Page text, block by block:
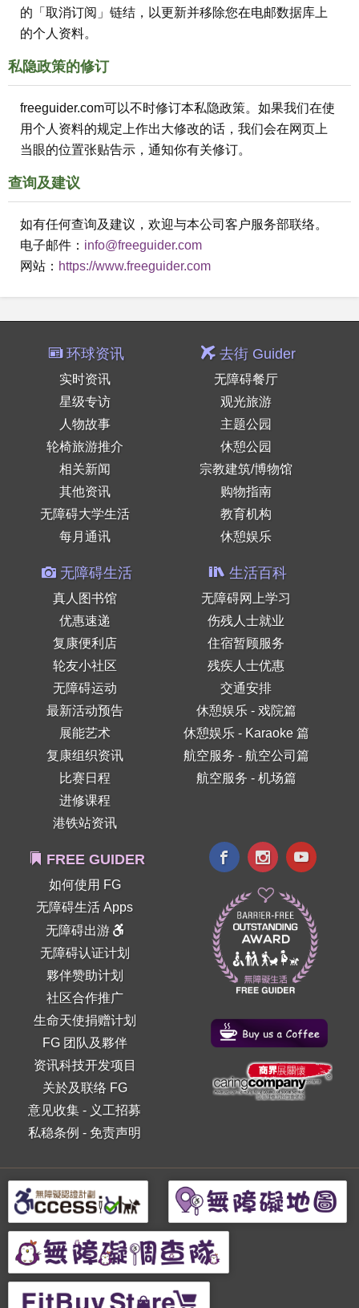
的「取消订阅」链结，以更新并移除您在电邮数据库上
的个人资料。
私隐政策的修订
freeguider.com可以不时修订本私隐政策。如果我们在使
用个人资料的规定上作出大修改的话，我们会在网页上
当眼的位置张贴告示，通知你有关修订。
查询及建议
如有任何查询及建议，欢迎与本公司客户服务部联络。
电子邮件： info@freeguider.com
网站： https://www.freeguider.com
环球资讯
实时资讯
星级专访
人物故事
轮椅旅游推介
相关新闻
其他资讯
无障碍大学生活
每月通讯
去街 Guider
无障碍餐厅
观光旅游
主题公园
休憩公园
宗教建筑/博物馆
购物指南
教育机构
休憩娱乐
无障碍生活
真人图书馆
优惠速递
复康便利店
轮友小社区
无障碍运动
最新活动预告
展能艺术
复康组织资讯
比赛日程
进修课程
港铁站资讯
生活百科
无障碍网上学习
伤残人士就业
住宿暂顾服务
残疾人士优惠
交通安排
休憩娱乐 - 戏院篇
休憩娱乐 - Karaoke 篇
航空服务 - 航空公司篇
航空服务 - 机场篇
FREE GUIDER
如何使用 FG
无障碍生活 Apps
无障碍出游
无障碍认证计划
夥伴赞助计划
社区合作推广
生命天使捐赠计划
FG 团队及夥伴
资讯科技开发项目
关於及联络 FG
意见收集 - 义工招募
私稳条例 - 免责声明